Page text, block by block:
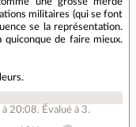
militaires (qui se font
se la représentation.
de faire mieux.
à 20:08. Évalué à 3.